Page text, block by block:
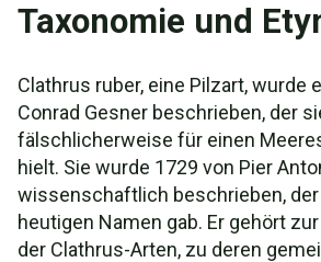
Taxonomie und
Clathrus ruber, eine Pilzart, wurde
Conrad Gesner beschrieben, der
fälschlicherweise für einen
hielt. Sie wurde 1729 von Pier
wissenschaftlich beschrieben, der
heutigen Namen gab. Er gehört
der Clathrus-Arten, zu deren